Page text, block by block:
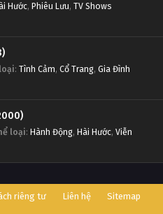
Hước, Phiêu Lưu, TV Shows
: Tình Cảm, Cổ Trang, Gia Đình
Chơi Phần 1 (2000)
loại: Hành Động, Hài Hước, Viễn
riêng tư Liên hệ Sitemap